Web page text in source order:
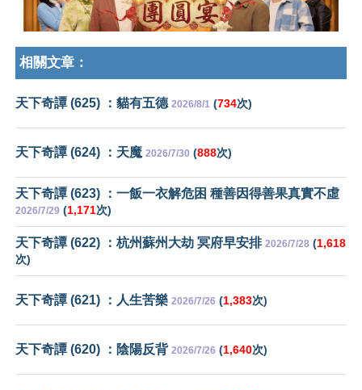
相關文章：
天下奇譚 (625) ：貓有五德 2026/8/1 (734次)
天下奇譚 (624) ：天魔 2026/7/30 (888次)
天下奇譚 (623) ：一飯一衣解危困 種善因得善果真實不虛
2026/7/29 (1,171次)
天下奇譚 (622) ：杭州蘇州大劫 冥府早安排 2026/7/28 (1,618
次)
天下奇譚 (621) ：人生苦樂 2026/7/26 (1,383次)
天下奇譚 (620) ：陰陽反背 2026/7/26 (1,640次)